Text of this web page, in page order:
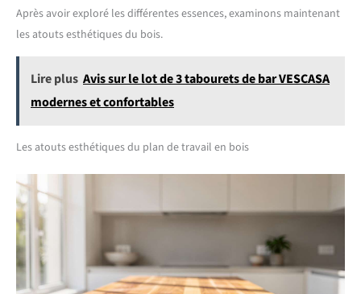
semer ou ranger vos outils de jardinage, ce plan de travail est parfait. Il
convient à divers espaces extérieurs, tels que les serres, les terrasses, les
balcons et les jardins. 【Simple et pratique】La surface en bois brut
choisir de le laisser dans sa couleur naturelle et apprécier son charme
rustique.
Après avoir exploré les différentes essences, examinons maintenant
les atouts esthétiques du bois.
Lire plus Avis sur le lot de 3 tabourets de bar VESCASA
modernes et confortables
Les atouts esthétiques du plan de travail en bois